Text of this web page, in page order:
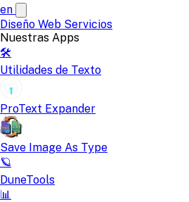
en
Diseño Web Servicios
Nuestras Apps
🛠️
Utilidades de Texto
ProText Expander
Save Image As Type
🪐
DuneTools
📊